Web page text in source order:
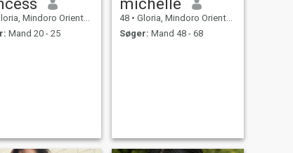
Mindoro Oriental, Filippinerne
Mand 20 - 25
48 • Gloria, Mindoro Oriental, Filippinerne
Søger: Mand 48 - 68